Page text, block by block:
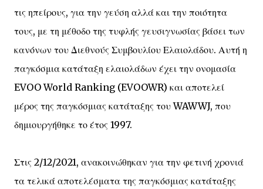
τις ηπείρους, για την γεύση αλλά και την ποιότητα
τους, με τη μέθοδο της τυφλής γευσιγνωσίας βάσει των
κανόνων του Διεθνούς Συμβουλίου Ελαιολάδου. Αυτή η
παγκόσμια κατάταξη ελαιολάδων έχει την ονομασία
EVOO World Ranking (EVOOWR) και αποτελεί
μέρος της παγκόσμιας κατάταξης του WAWWJ, που
δημιουργήθηκε το έτος 1997.
Στις 2/12/2021, ανακοινώθηκαν για την φετινή χρονιά
τα τελικά αποτελέσματα της παγκόσμιας κατάταξης